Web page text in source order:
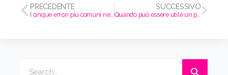
PRECEDENTE
I cinque errori più comuni nei colloqui di lavoro
SUCCESSIVO
Quando può essere utile un percorso di orientamento professionale?